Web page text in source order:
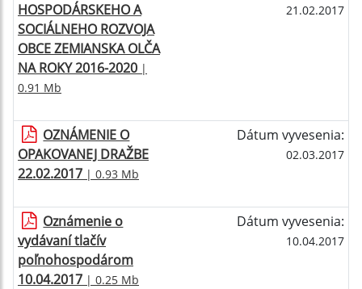
HOSPODÁRSKEHO A
SOCIÁLNEHO ROZVOJA
OBCE ZEMIANSKA OLČA
NA ROKY 2016-2020 |
0.91 Mb
21.02.2017
OZNÁMENIE O
OPAKOVANEJ DRAŽBE
22.02.2017 | 0.93 Mb
Dátum vyvesenia:
02.03.2017
Oznámenie o
vydávaní tlačív
poľnohospodárom
10.04.2017 | 0.25 Mb
Dátum vyvesenia:
10.04.2017